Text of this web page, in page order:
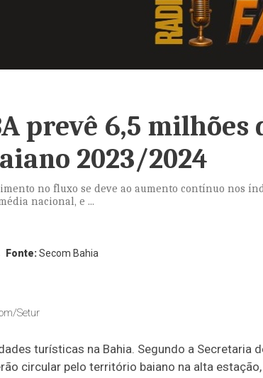
prevê 6,5
2023/2024
no fluxo se deve ao aumento contínuo nos
nacional, e ...
Fonte:Secom Bahia
Setur
turísticas na Bahia. Segundo a Secretaria
circular pelo território baiano na alta